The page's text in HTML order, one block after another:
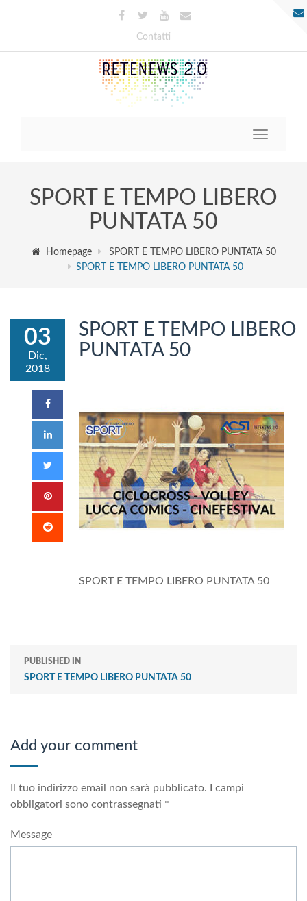
Contatti
Toggle
SPORT E TEMPO LIBERO
PUNTATA 50
Homepage
SPORT E TEMPO LIBERO PUNTATA 50
SPORT E TEMPO LIBERO PUNTATA 50
03
Dic,
2018
SPORT E TEMPO LIBERO
PUNTATA 50
SPORT E TEMPO LIBERO PUNTATA 50
PUBLISHED IN
SPORT E TEMPO LIBERO PUNTATA 50
Add your comment
Il tuo indirizzo email non sarà pubblicato. I campi
obbligatori sono contrassegnati *
Message